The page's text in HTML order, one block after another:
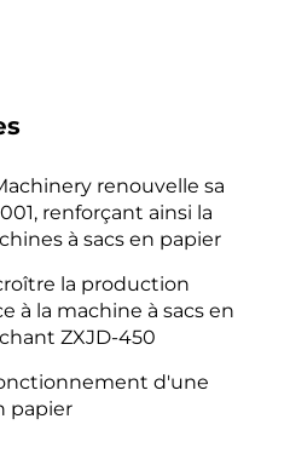
renouvelle sa
renforçant ainsi la
à sacs en papier
la production
à la machine à sacs en
ZXJD-450
d'une
papier